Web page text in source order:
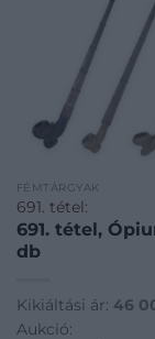
FÉMTÁRGYAK
691. tétel:
691. tétel,
db
Kikiáltási ár: 46
Aukció: